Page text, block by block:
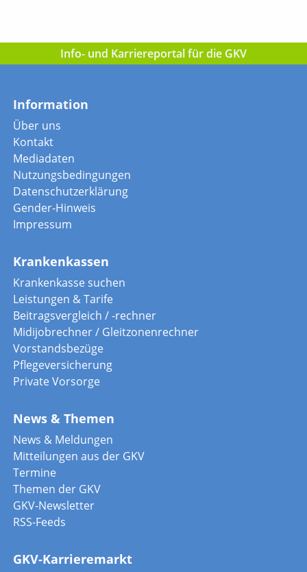
Info- und Karriereportal für die GKV
Information
Über uns
Kontakt
Mediadaten
Nutzungsbedingungen
Datenschutzerklärung
Gender-Hinweis
Impressum
Krankenkassen
Krankenkasse suchen
Leistungen & Tarife
Beitragsvergleich / -rechner
Midijobrechner / Gleitzonenrechner
Vorstandsbezüge
Pflegeversicherung
Private Vorsorge
News & Themen
News & Meldungen
Mitteilungen aus der GKV
Termine
Themen der GKV
GKV-Newsletter
RSS-Feeds
GKV-Karrieremarkt